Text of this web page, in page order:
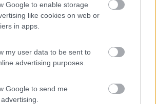
Google to enable storage
like cookies on web or
in apps.
my user data to be sent to
advertising purposes.
Google to send me
Piomboni Camping Village
Marina di Ravenna(RA)